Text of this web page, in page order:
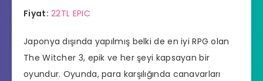
Fiyat: 22TL EPIC
Japonya dışında yapılmış belki de en iyi RPG olan
The Witcher 3, epik ve her şeyi kapsayan bir
oyundur. Oyunda, para karşılığında canavarları